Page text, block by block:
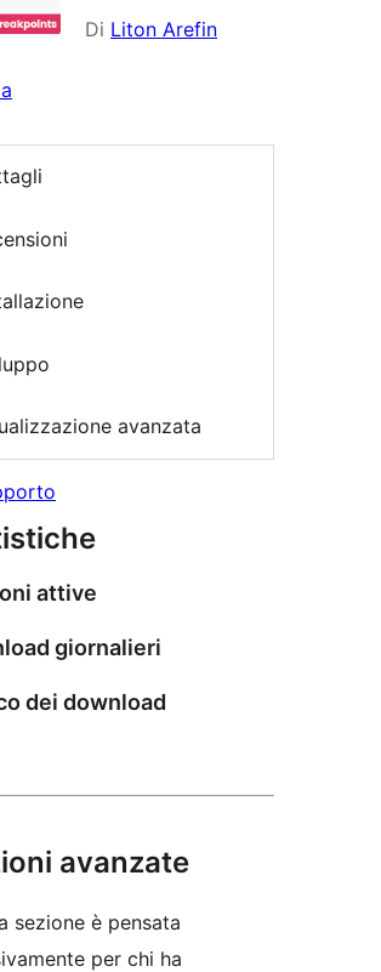
Di Liton Arefin
avanzata
attive
giornalieri
dei download
avanzate
sezione è pensata
per chi ha